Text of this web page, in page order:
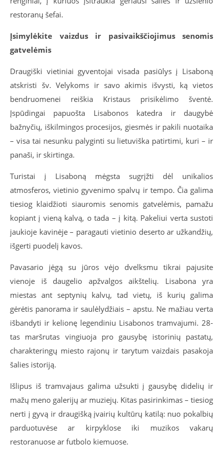
restoranų šefai.
Įsimylėkite vaizdus ir pasivaikščiojimus senomis
gatvelėmis
Draugiški vietiniai gyventojai visada pasiūlys į Lisaboną
atskristi šv. Velykoms ir savo akimis išvysti, ką vietos
bendruomenei reiškia Kristaus prisikėlimo šventė.
Įspūdingai papuošta Lisabonos katedra ir daugybė
bažnyčių, iškilmingos procesijos, giesmės ir pakili nuotaika
– visa tai nesunku palyginti su lietuviška patirtimi, kuri – ir
panaši, ir skirtinga.
Turistai į Lisaboną mėgsta sugrįžti dėl unikalios
atmosferos, vietinio gyvenimo spalvų ir tempo. Čia galima
tiesiog klaidžioti siauromis senomis gatvelėmis, pamažu
kopiant į vieną kalvą, o tada – į kitą. Pakeliui verta sustoti
jaukioje kavinėje – paragauti vietinio deserto ar užkandžių,
išgerti puodelį kavos.
Pavasario jėgą su jūros vėjo dvelksmu tikrai pajusite
vienoje iš daugelio apžvalgos aikštelių. Lisabona yra
miestas ant septynių kalvų, tad vietų, iš kurių galima
gėrėtis panorama ir saulėlydžiais – apstu. Ne mažiau verta
išbandyti ir kelionę legendiniu Lisabonos tramvajumi. 28-
tas maršrutas vingiuoja pro gausybę istorinių pastatų,
charakteringų miesto rajonų ir tarytum vaizdais pasakoja
šalies istoriją.
Išlipus iš tramvajaus galima užsukti į gausybę didelių ir
mažų meno galerijų ar muziejų. Kitas pasirinkimas – tiesiog
nerti į gyvą ir draugišką įvairių kultūrų katilą: nuo pokalbių
parduotuvėse ar kirpyklose iki muzikos vakarų
restoranuose ar futbolo kiemuose.